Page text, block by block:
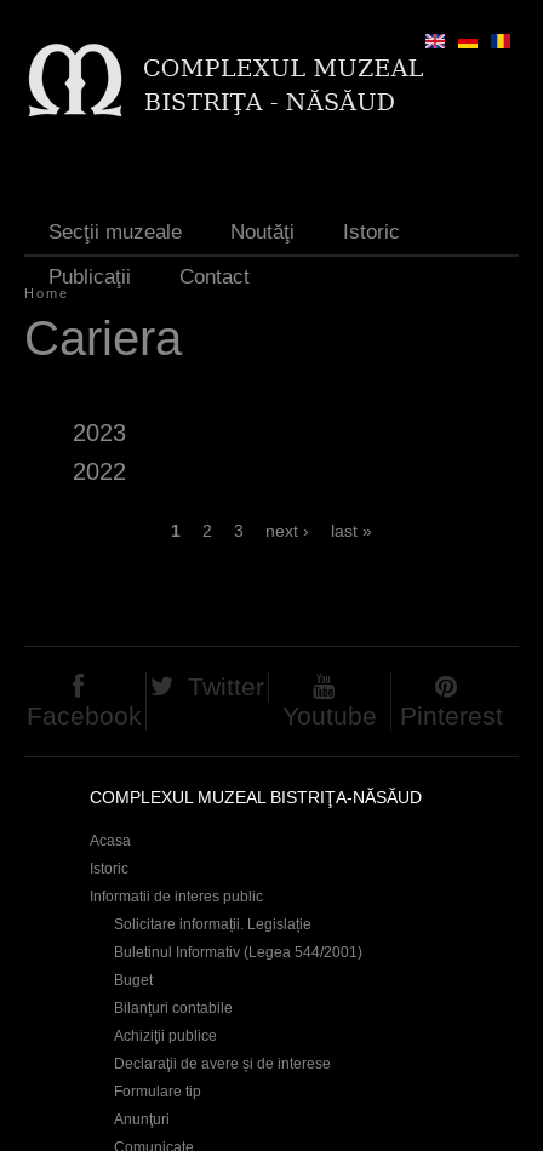
Secţii muzeale Noutăţi
Istoric
Publicaţii
Contact
Y
r
Home
Cariera
2023
2022
e
s
1 2 3 next › last »
Facebook
Twitter
Youtube
Pinterest
COMPLEXUL MUZEAL BISTRIŢA-NĂSĂUD
Acasa
Istoric
Informatii de interes public
Solicitare informații. Legislație
Buletinul Informativ (Legea 544/2001)
Buget
Bilanțuri contabile
Achiziţii publice
Declaraţii de avere și de interese
Formulare tip
Anunţuri
Comunicate